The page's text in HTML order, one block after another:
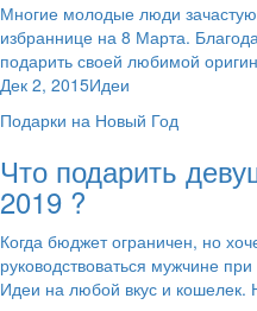
Многие молодые люди
избраннице на 8 Марта.
подарить своей любимой
Дек 2, 2015Идеи
Подарки на Новый Год
Что подарить
2019 ?
Когда бюджет ограничен, но
руководствоваться мужчине
Идеи на любой вкус и кошелек.